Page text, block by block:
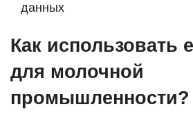
данных
Как использовать
для молочной
промышленности?